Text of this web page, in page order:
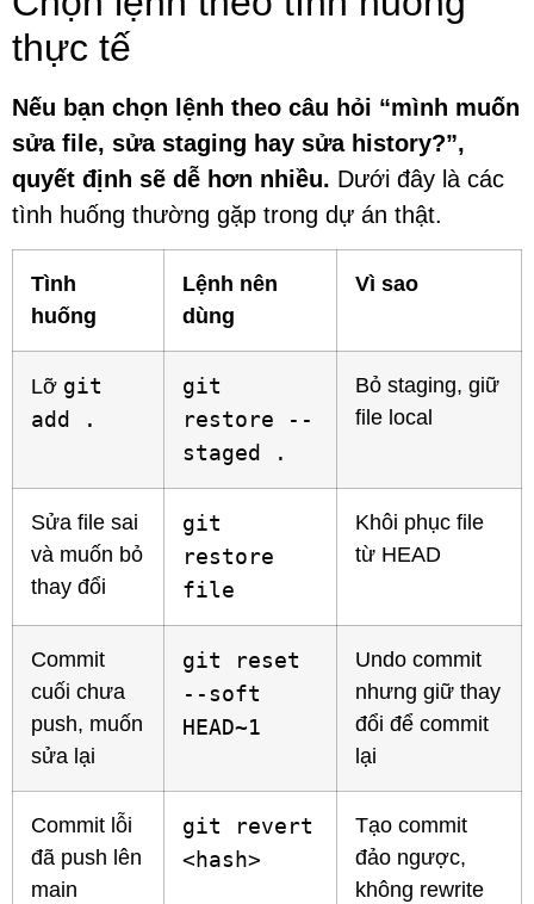
thực tế
Nếu bạn chọn lệnh theo câu hỏi “mình muốn
sửa file, sửa staging hay sửa history?”,
quyết định sẽ dễ hơn nhiều. Dưới đây là các
tình huống thường gặp trong dự án thật.
Tình
huống
Lệnh nên
dùng
Vì sao
Lỡ git
add .
git
restore --
staged .
Bỏ staging, giữ
file local
Sửa file sai
và muốn bỏ
thay đổi
git
restore
file
Khôi phục file
từ HEAD
Commit
cuối chưa
push, muốn
sửa lại
git reset
--soft
HEAD~1
Undo commit
nhưng giữ thay
đổi để commit
lại
Commit lỗi
đã push lên
main
git revert
<hash>
Tạo commit
đảo ngược,
không rewrite